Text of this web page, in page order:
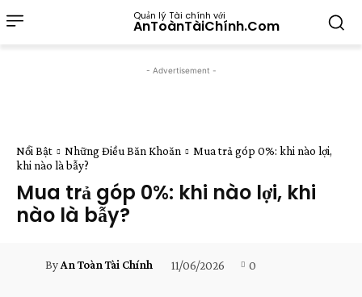
Quản lý Tài chính với
AnToànTàiChính.Com
- Advertisement -
Nổi Bật Những Điều Băn Khoăn
Mua trả góp 0%: khi nào lợi,
khi nào là bẫy?
Mua trả góp 0%: khi nào lợi, khi
nào là bẫy?
ByAn Toàn Tài Chính 11/06/2026 0